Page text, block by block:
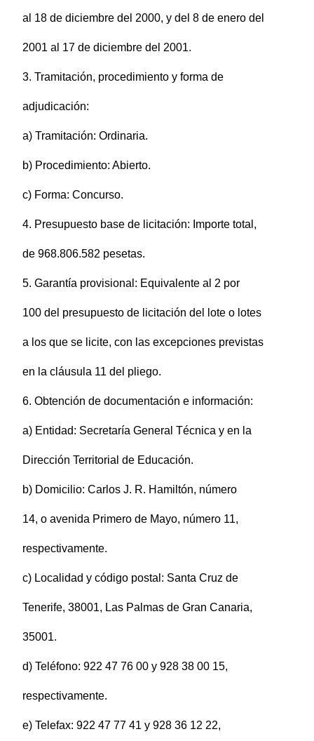
al 18 de diciembre del 2000, y del 8 de enero del
2001 al 17 de diciembre del 2001.
3. Tramitación, procedimiento y forma de
adjudicación:
a) Tramitación: Ordinaria.
b) Procedimiento: Abierto.
c) Forma: Concurso.
4. Presupuesto base de licitación: Importe total,
de 968.806.582 pesetas.
5. Garantía provisional: Equivalente al 2 por
100 del presupuesto de licitación del lote o lotes
a los que se licite, con las excepciones previstas
en la cláusula 11 del pliego.
6. Obtención de documentación e información:
a) Entidad: Secretaría General Técnica y en la
Dirección Territorial de Educación.
b) Domicilio: Carlos J. R. Hamiltón, número
14, o avenida Primero de Mayo, número 11,
respectivamente.
c) Localidad y código postal: Santa Cruz de
Tenerife, 38001, Las Palmas de Gran Canaria,
35001.
d) Teléfono: 922 47 76 00 y 928 38 00 15,
respectivamente.
e) Telefax: 922 47 77 41 y 928 36 12 22,